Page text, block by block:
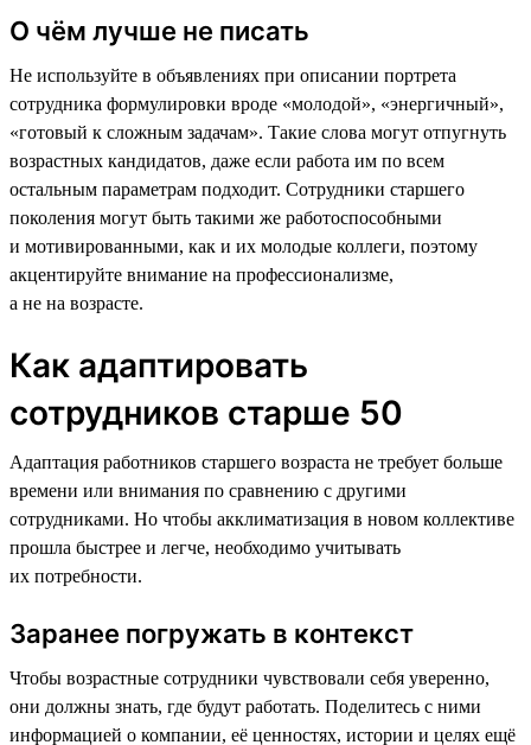
О чём лучше не писать
Не используйте в объявлениях при описании портрета
сотрудника формулировки вроде «молодой», «энергичный»,
«готовый к сложным задачам». Такие слова могут отпугнуть
возрастных кандидатов, даже если работа им по всем
остальным параметрам подходит. Сотрудники старшего
поколения могут быть такими же работоспособными
и мотивированными, как и их молодые коллеги, поэтому
акцентируйте внимание на профессионализме,
а не на возрасте.
Как адаптировать
сотрудников старше 50
Адаптация работников старшего возраста не требует больше
времени или внимания по сравнению с другими
сотрудниками. Но чтобы акклиматизация в новом коллективе
прошла быстрее и легче, необходимо учитывать
их потребности.
Заранее погружать в контекст
Чтобы возрастные сотрудники чувствовали себя уверенно,
они должны знать, где будут работать. Поделитесь с ними
информацией о компании, её ценностях, истории и целях ещё